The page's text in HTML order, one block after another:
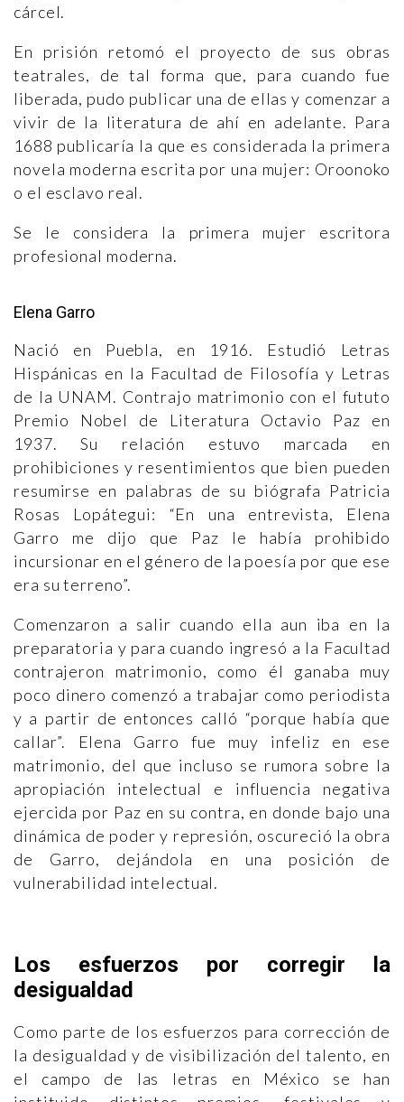
cárcel.
En prisión retomó el proyecto de sus obras
teatrales, de tal forma que, para cuando fue
liberada, pudo publicar una de ellas y comenzar a
vivir de la literatura de ahí en adelante. Para
1688 publicaría la que es considerada la primera
novela moderna escrita por una mujer: Oroonoko
o el esclavo real.
Se le considera la primera mujer escritora
profesional moderna.
Elena Garro
Nació en Puebla, en 1916. Estudió Letras
Hispánicas en la Facultad de Filosofía y Letras
de la UNAM. Contrajo matrimonio con el fututo
Premio Nobel de Literatura Octavio Paz en
1937. Su relación estuvo marcada en
prohibiciones y resentimientos que bien pueden
resumirse en palabras de su biógrafa Patricia
Rosas Lopátegui: “En una entrevista, Elena
Garro me dijo que Paz le había prohibido
incursionar en el género de la poesía por que ese
era su terreno”.
Comenzaron a salir cuando ella aun iba en la
preparatoria y para cuando ingresó a la Facultad
contrajeron matrimonio, como él ganaba muy
poco dinero comenzó a trabajar como periodista
y a partir de entonces calló “porque había que
callar”. Elena Garro fue muy infeliz en ese
matrimonio, del que incluso se rumora sobre la
apropiación intelectual e influencia negativa
ejercida por Paz en su contra, en donde bajo una
dinámica de poder y represión, oscureció la obra
de Garro, dejándola en una posición de
vulnerabilidad intelectual.
Los esfuerzos por corregir la
desigualdad
Como parte de los esfuerzos para corrección de
la desigualdad y de visibilización del talento, en
el campo de las letras en México se han